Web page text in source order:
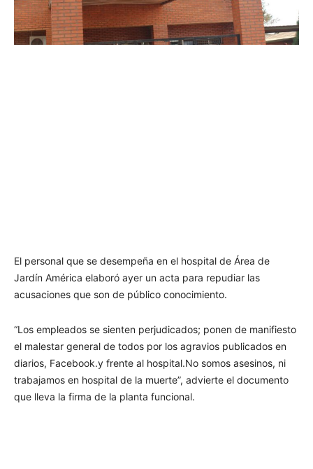
El personal que se desempeña en el hospital de Área de
Jardín América elaboró ayer un acta para repudiar las
acusaciones que son de público conocimiento.
“Los empleados se sienten perjudicados; ponen de manifiesto
el malestar general de todos por los agravios publicados en
diarios, Facebook.y frente al hospital.No somos asesinos, ni
trabajamos en hospital de la muerte”, advierte el documento
que lleva la firma de la planta funcional.